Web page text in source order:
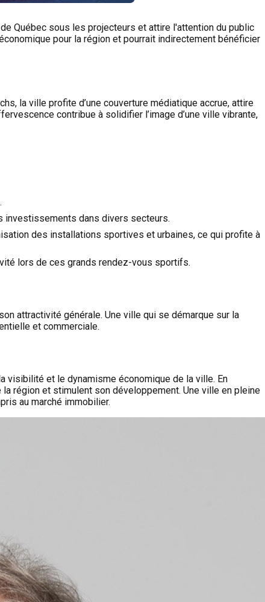
Québec sous les projecteurs et attire l'attention du public
pour la région et pourrait indirectement bénéficier
la ville profite d’une couverture médiatique accrue, attire
contribue à solidifier l’image d’une ville vibrante,
investissements dans divers secteurs.
des installations sportives et urbaines, ce qui profite à
lors de ces grands rendez-vous sportifs.
attractivité générale. Une ville qui se démarque sur la
et commerciale.
visibilité et le dynamisme économique de la ville. En
région et stimulent son développement. Une ville en pleine
au marché immobilier.